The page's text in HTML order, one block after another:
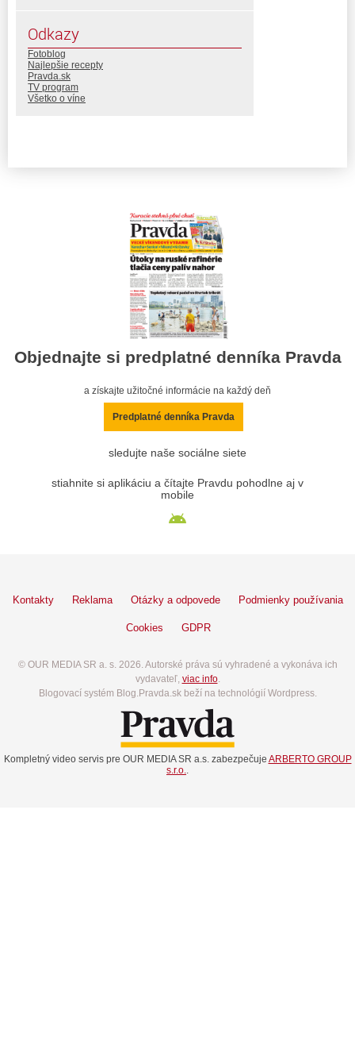
Odkazy
Fotoblog
Najlepšie recepty
Pravda.sk
TV program
Všetko o víne
Objednajte si predplatné denníka Pravda
a získajte užitočné informácie na každý deň
Predplatné denníka Pravda
sledujte naše sociálne siete
stiahnite si aplikáciu a čítajte Pravdu pohodlne aj v
mobile
Kontakty Reklama Otázky a odpovede Podmienky používania
Cookies GDPR
© OUR MEDIA SR a. s. 2026. Autorské práva sú vyhradené a vykonáva ich
vydavateľ, viac info.
Blogovací systém Blog.Pravda.sk beží na technológií Wordpress.
Kompletný video servis pre OUR MEDIA SR a.s. zabezpečuje ARBERTO GROUP
s.r.o.